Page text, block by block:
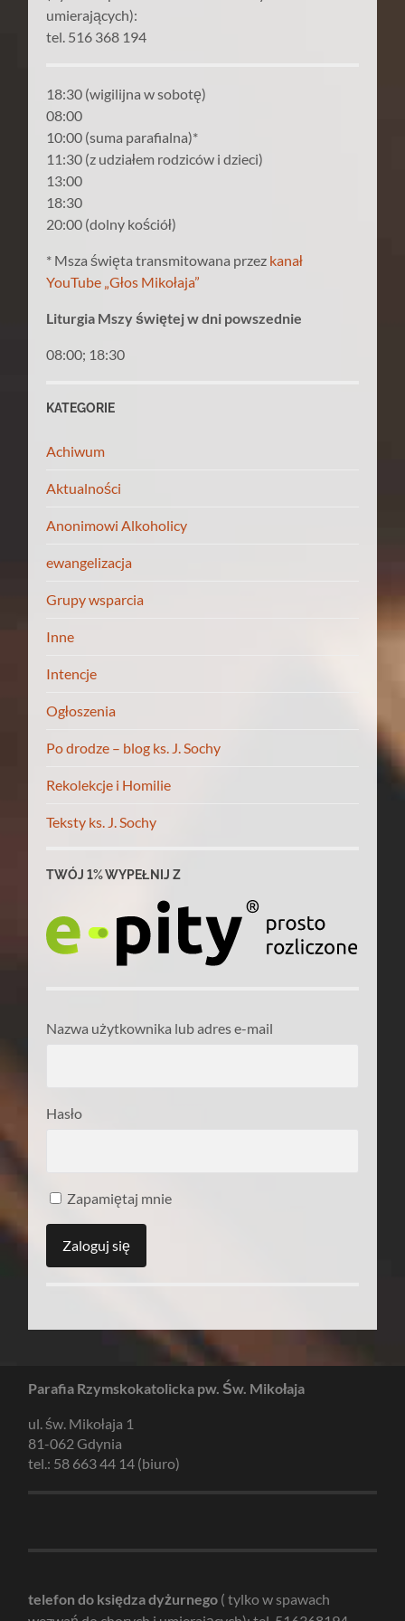
umierających):
tel. 516 368 194
18:30 (wigilijna w sobotę)
08:00
10:00 (suma parafialna)*
11:30 (z udziałem rodziców i dzieci)
13:00
18:30
20:00 (dolny kościół)
* Msza święta transmitowana przez kanał
YouTube „Głos Mikołaja”
Liturgia Mszy świętej w dni powszednie
08:00; 18:30
KATEGORIE
Achiwum
Aktualności
Anonimowi Alkoholicy
ewangelizacja
Grupy wsparcia
Inne
Intencje
Ogłoszenia
Po drodze – blog ks. J. Sochy
Rekolekcje i Homilie
Teksty ks. J. Sochy
TWÓJ 1% WYPEŁNIJ Z
Nazwa użytkownika lub adres e-mail
Hasło
Zapamiętaj mnie
Parafia Rzymskokatolicka pw. Św. Mikołaja
ul. św. Mikołaja 1
81-062 Gdynia
tel.: 58 663 44 14 (biuro)
telefon do księdza dyżurnego ( tylko w spawach